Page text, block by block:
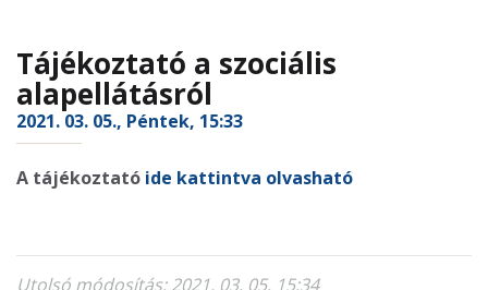
Tájékoztató a szociális
alapellátásról
2021. 03. 05., Péntek, 15:33
A tájékoztató ide kattintva olvasható
Utolsó módosítás: 2021. 03. 05. 15:34